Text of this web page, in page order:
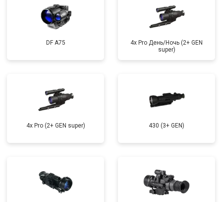
DF A75
4x Pro День/Ночь (2+ GEN
super)
4x Pro (2+ GEN super) 430 (3+ GEN)